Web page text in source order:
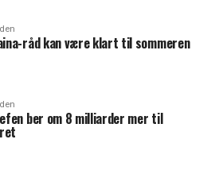
råd kan være klart til sommeren
ber om 8 milliarder mer til